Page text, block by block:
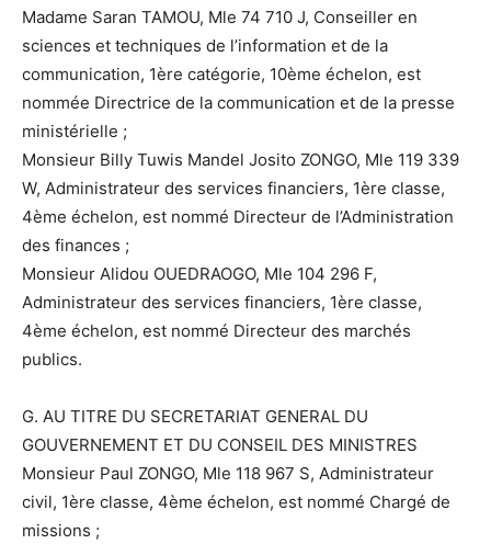
Madame Saran TAMOU, Mle 74 710 J, Conseiller en
sciences et techniques de l’information et de la
communication, 1ère catégorie, 10ème échelon, est
nommée Directrice de la communication et de la presse
ministérielle ;
Monsieur Billy Tuwis Mandel Josito ZONGO, Mle 119 339
W, Administrateur des services financiers, 1ère classe,
4ème échelon, est nommé Directeur de l’Administration
des finances ;
Monsieur Alidou OUEDRAOGO, Mle 104 296 F,
Administrateur des services financiers, 1ère classe,
4ème échelon, est nommé Directeur des marchés
publics.
G. AU TITRE DU SECRETARIAT GENERAL DU
GOUVERNEMENT ET DU CONSEIL DES MINISTRES
Monsieur Paul ZONGO, Mle 118 967 S, Administrateur
civil, 1ère classe, 4ème échelon, est nommé Chargé de
missions ;